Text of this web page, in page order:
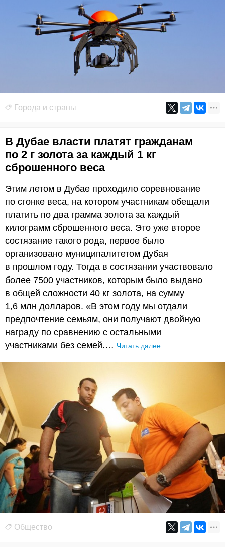
Города и страны
В Дубае власти платят гражданам
по 2 г золота за каждый 1 кг
сброшенного веса
Этим летом в Дубае проходило соревнование
по сгонке веса, на котором участникам обещали
платить по два грамма золота за каждый
килограмм сброшенного веса. Это уже второе
состязание такого рода, первое было
организовано муниципалитетом Дубая
в прошлом году. Тогда в состязании участвовало
более 7500 участников, которым было выдано
в общей сложности 40 кг золота, на сумму
1,6 млн долларов. «В этом году мы отдали
предпочтение семьям, они получают двойную
награду по сравнению с остальными
участниками без семей.… Читать далее…
Общество